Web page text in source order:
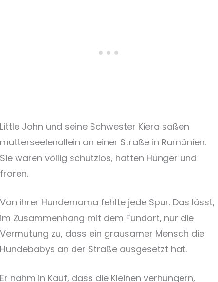
Little John und seine Schwester Kiera saßen
mutterseelenallein an einer Straße in Rumänien.
Sie waren völlig schutzlos, hatten Hunger und
froren.
Von ihrer Hundemama fehlte jede Spur. Das lässt,
im Zusammenhang mit dem Fundort, nur die
Vermutung zu, dass ein grausamer Mensch die
Hundebabys an der Straße ausgesetzt hat.
Er nahm in Kauf, dass die Kleinen verhungern,